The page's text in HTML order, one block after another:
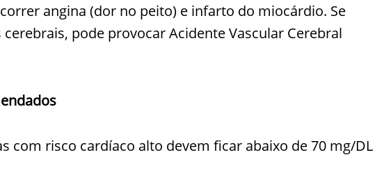
angina (dor no peito) e infarto do miocárdio. Se
pode provocar Acidente Vascular Cerebral
com risco cardíaco alto devem ficar abaixo de 70 mg/DL